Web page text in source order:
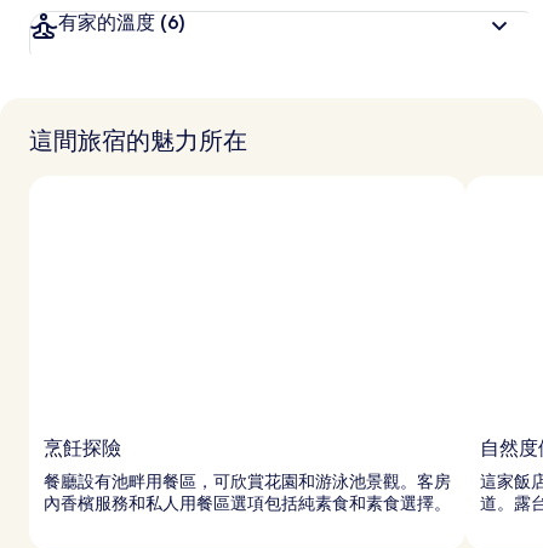
有家的溫度 (6)
這間旅宿的魅力所在
烹飪探險
餐廳設有池畔用餐區，可欣賞花園和游泳池景觀。客房
內香檳服務和私人用餐區選項包括純素食和素食選擇。
自然
這家飯
道。露